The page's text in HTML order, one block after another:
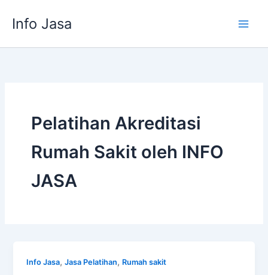
Info Jasa
Pelatihan Akreditasi
Rumah Sakit oleh INFO
JASA
Info Jasa,Jasa Pelatihan, Rumah sakit